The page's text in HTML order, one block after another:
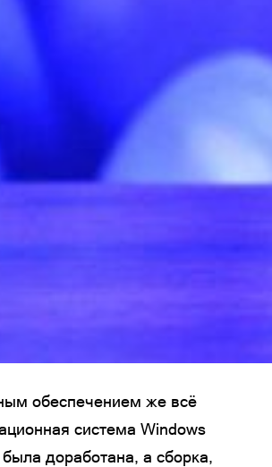
обеспечением же всё
система Windows
была доработана, а сборка,